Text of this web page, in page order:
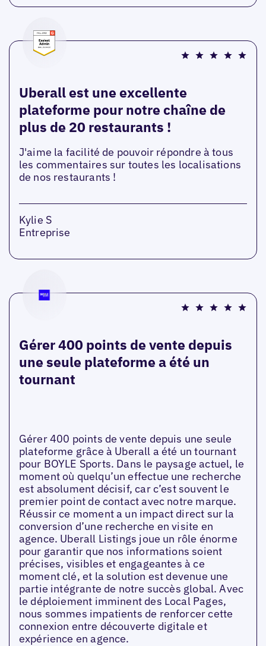
Uberall est une excellente
plateforme pour notre chaîne de
plus de 20 restaurants !
J'aime la facilité de pouvoir répondre à tous
les commentaires sur toutes les localisations
de nos restaurants !
Kylie S
Entreprise
Gérer 400 points de vente depuis
une seule plateforme a été un
tournant
Gérer 400 points de vente depuis une seule
plateforme grâce à Uberall a été un tournant
pour BOYLE Sports. Dans le paysage actuel, le
moment où quelqu’un effectue une recherche
est absolument décisif, car c’est souvent le
premier point de contact avec notre marque.
Réussir ce moment a un impact direct sur la
conversion d’une recherche en visite en
agence. Uberall Listings joue un rôle énorme
pour garantir que nos informations soient
précises, visibles et engageantes à ce
moment clé, et la solution est devenue une
partie intégrante de notre succès global. Avec
le déploiement imminent des Local Pages,
nous sommes impatients de renforcer cette
connexion entre découverte digitale et
expérience en agence.